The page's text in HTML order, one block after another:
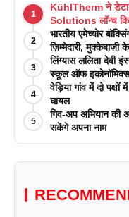
1
KühlTherm ने
Solutions लॉन्च
2
भारतीय एमेच्योर
ज़िम्मेदारी, मुक्केबाज़ी
3
लिंग्यास ललिता देवी
स्कूल ऑफ इकोनॉमिक्स,
पत्रिकाओं में प्रकाशन
आयोजन किया
4
वेड़िया गांव में दो
घायल
5
गिव-अप अभियान की
सकेंगे अपना नाम